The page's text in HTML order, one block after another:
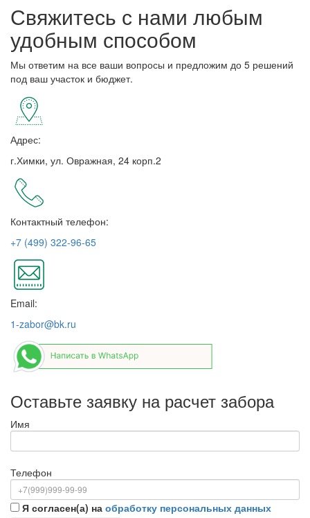
Свяжитесь с нами любым
удобным способом
Мы ответим на все ваши вопросы и предложим до 5 решений
под ваш участок и бюджет.
Адрес:
г.Химки, ул. Овражная, 24 корп.2
Контактный телефон:
+7 (499) 322-96-65
Email:
1-zabor@bk.ru
Оставьте заявку на расчет забора
Имя
Телефон
Я согласен(а) на обработку персональных данных